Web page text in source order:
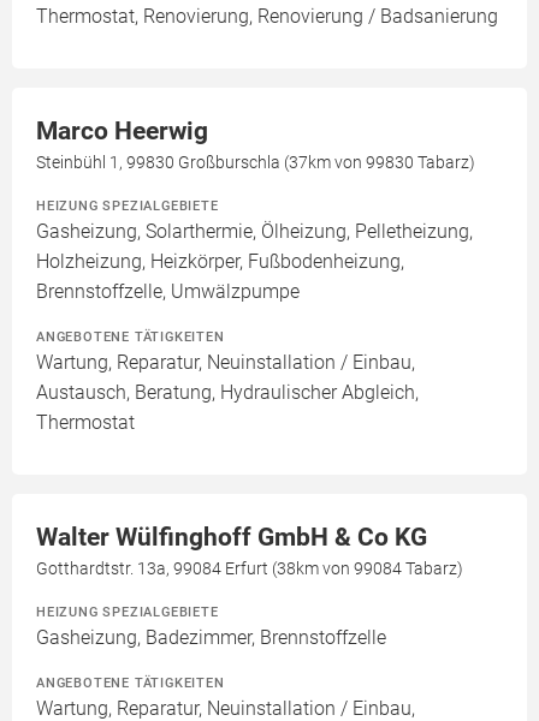
Thermostat, Renovierung, Renovierung / Badsanierung
Marco Heerwig
Steinbühl 1, 99830 Großburschla (37km von 99830 Tabarz)
HEIZUNG SPEZIALGEBIETE
Gasheizung, Solarthermie, Ölheizung, Pelletheizung,
Holzheizung, Heizkörper, Fußbodenheizung,
Brennstoffzelle, Umwälzpumpe
ANGEBOTENE TÄTIGKEITEN
Wartung, Reparatur, Neuinstallation / Einbau,
Austausch, Beratung, Hydraulischer Abgleich,
Thermostat
Walter Wülfinghoff GmbH & Co KG
Gotthardtstr. 13a, 99084 Erfurt (38km von 99084 Tabarz)
HEIZUNG SPEZIALGEBIETE
Gasheizung, Badezimmer, Brennstoffzelle
ANGEBOTENE TÄTIGKEITEN
Wartung, Reparatur, Neuinstallation / Einbau,